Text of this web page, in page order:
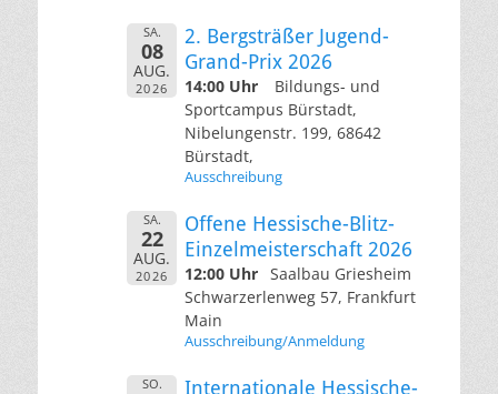
SA.
08
AUG.
2026
2. Bergsträßer Jugend-
Grand-Prix 2026
14:00 Uhr
Bildungs- und
Sportcampus Bürstadt,
Nibelungenstr. 199, 68642
Bürstadt,
Ausschreibung
SA.
22
AUG.
2026
Offene Hessische-Blitz-
Einzelmeisterschaft 2026
12:00 Uhr Saalbau Griesheim
Schwarzerlenweg 57, Frankfurt
Main
Ausschreibung/Anmeldung
SO. Internationale Hessische-